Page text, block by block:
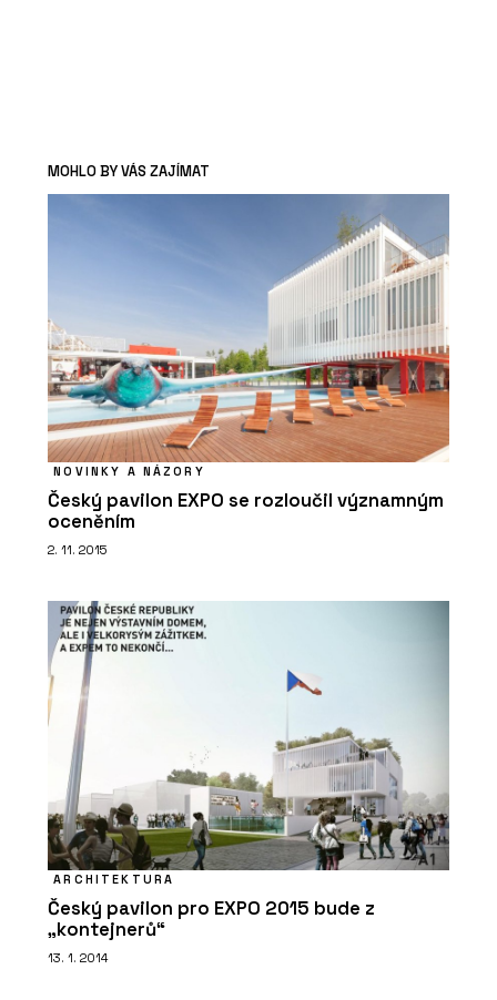
MOHLO BY VÁS ZAJÍMAT
NOVINKY A NÁZORY
Český pavilon EXPO se rozloučil významným
oceněním
2. 11. 2015
ARCHITEKTURA
Český pavilon pro EXPO 2015 bude z
„kontejnerů“
13. 1. 2014